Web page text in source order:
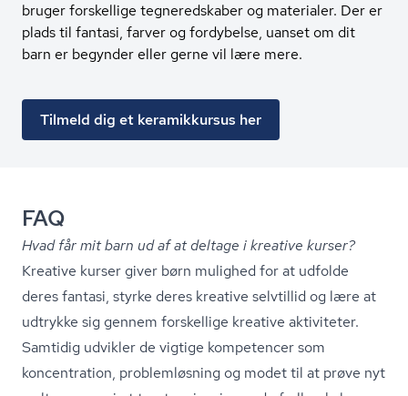
bruger forskellige tegneredskaber og materialer. Der er
plads til fantasi, farver og fordybelse, uanset om dit
barn er begynder eller gerne vil lære mere.
Tilmeld dig et keramikkursus her
FAQ
Hvad får mit barn ud af at deltage i kreative kurser?
Kreative kurser giver børn mulighed for at udfolde
deres fantasi, styrke deres kreative selvtillid og lære at
udtrykke sig gennem forskellige kreative aktiviteter.
Samtidig udvikler de vigtige kompetencer som
koncentration, problemløsning og modet til at prøve nyt